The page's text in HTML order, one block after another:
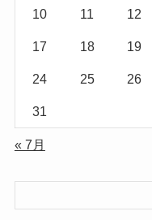
10 11 12
17 18 19
24 25 26
31
« 7月